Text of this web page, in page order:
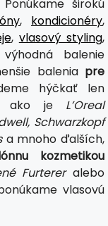
širokú
, kondicionéry,
, vlasový styling,
balenie
balenia pre
hýčkať len
ako je L’Oreal
Schwarzkopf
a mnoho ďalších,
kozmetikou
Furtereralebo
vlasovú